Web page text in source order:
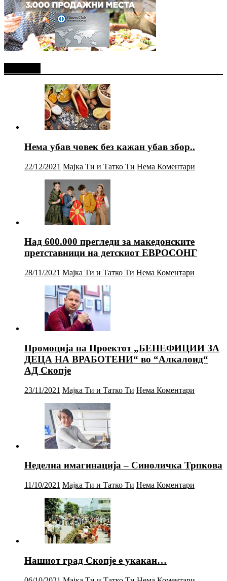
Нема убав човек без кажан убав збор..
22/12/2021 Мајка Ти и Татко Ти Нема Коментари
Над 600.000 прегледи за македонските
претставници на детскиот ЕВРОСОНГ
28/11/2021 Мајка Ти и Татко Ти Нема Коментари
Промоција на Проектот „БЕНЕФИЦИИ ЗА
ДЕЦА НА ВРАБОТЕНИ“ во “Алкалоид“
АД Скопје
23/11/2021 Мајка Ти и Татко Ти Нема Коментари
Неделна имагинација – Синоличка Трпкова
11/10/2021 Мајка Ти и Татко Ти Нема Коментари
Нашиот град Скопје е укакан…